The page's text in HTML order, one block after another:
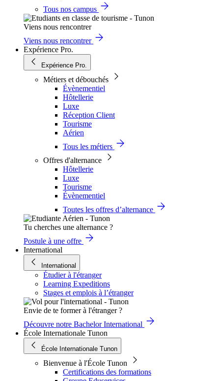
Tous nos campus
Viens nous rencontrer
Viens nous rencontrer
Expérience Pro.
Expérience Pro.
Métiers et débouchés
Évènementiel
Hôtellerie
Luxe
Réception Client
Tourisme
Aérien
Tous les métiers
Offres d'alternance
Hôtellerie
Luxe
Tourisme
Évènementiel
Toutes les offres d’alternance
Tu cherches une alternance ?
Postule à une offre
International
International
Étudier à l'étranger
Learning Expeditions
Stages et emplois à l’étranger
Envie de te former à l'étranger ?
Découvre notre Bachelor International
École Internationale Tunon
École Internationale Tunon
Bienvenue à l'École Tunon
Certifications des formations